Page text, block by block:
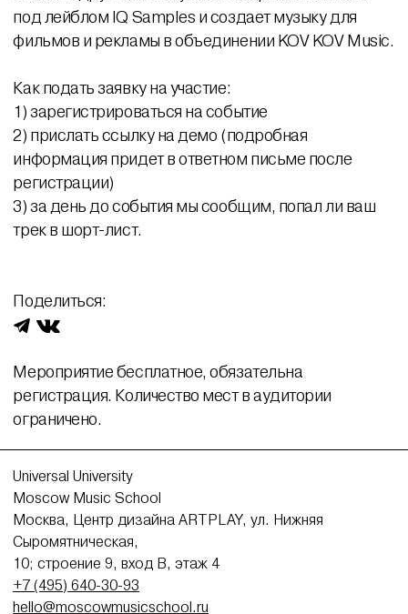
под лейблом IQ Samples и создает музыку для
фильмов и рекламы в объединении KOV KOV Music.
Как подать заявку на участие:
1) зарегистрироваться на событие
2) прислать ссылку на демо (подробная
информация придет в ответном письме после
регистрации)
3) за день до события мы сообщим, попал ли ваш
трек в шорт-лист.
Поделиться:
Мероприятие бесплатное, обязательна
регистрация. Количество мест в аудитории
ограничено.
Universal University
Moscow Music School
Москва, Центр дизайна ARTPLAY, ул. Нижняя
Сыромятническая,
10; строение 9, вход В, этаж 4
+7 (495) 640-30-93
hello@moscowmusicschool.ru